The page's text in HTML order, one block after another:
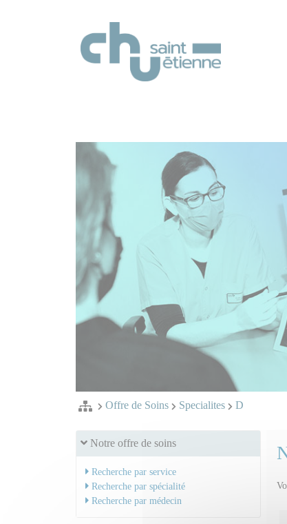
Offre de Soins Specialites D
Notre offre de soins
Recherche par service
Recherche par spécialité
Recherche par médecin